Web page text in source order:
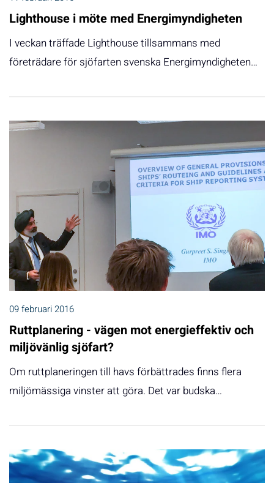
Lighthouse i möte med Energimyndigheten
I veckan träffade Lighthouse tillsammans med
företrädare för sjöfarten svenska Energimyndigheten…
09 februari 2016
Ruttplanering - vägen mot energieffektiv och
miljövänlig sjöfart?
Om ruttplaneringen till havs förbättrades finns flera
miljömässiga vinster att göra. Det var budska…